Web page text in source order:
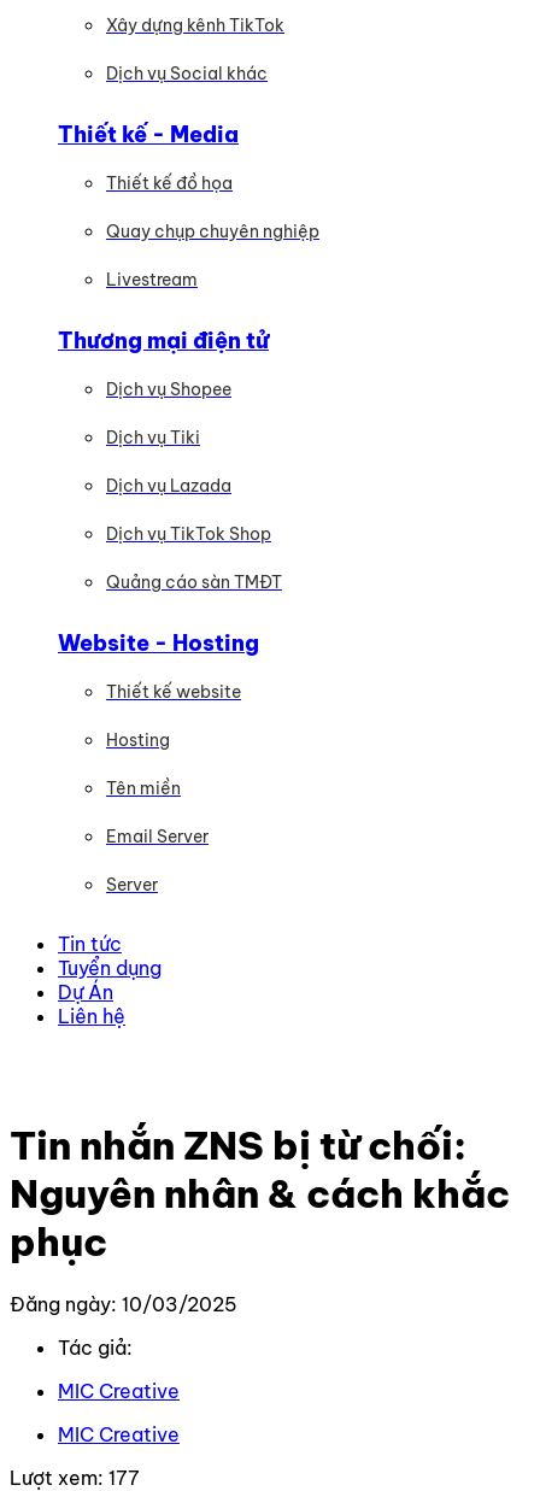
Xây dựng kênh TikTok
Dịch vụ Social khác
Thiết kế - Media
Thiết kế đồ họa
Quay chụp chuyên nghiệp
Livestream
Thương mại điện tử
Dịch vụ Shopee
Dịch vụ Tiki
Dịch vụ Lazada
Dịch vụ TikTok Shop
Quảng cáo sàn TMĐT
Website - Hosting
Thiết kế website
Hosting
Tên miền
Email Server
Server
Tin tức
Tuyển dụng
Dự Án
Liên hệ
Tin nhắn ZNS bị từ chối:
Nguyên nhân & cách khắc
phục
Đăng ngày: 10/03/2025
Tác giả:
MIC Creative
MIC Creative
Lượt xem: 177